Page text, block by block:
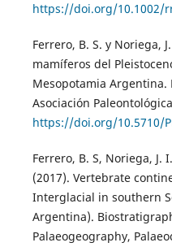
https://doi.org/10.1002/
Ferrero, B. S. y Noriega,
mamíferos del
Mesopotamia Argentina.
Asociación
https://doi.org/10.5710/
Ferrero, B. S, Noriega, J.
(2017). Vertebrate
Interglacial in southern
Argentina).
Palaeogeography,